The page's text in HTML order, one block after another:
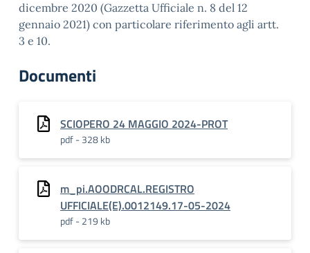
dicembre 2020 (Gazzetta Ufficiale n. 8 del 12
gennaio 2021) con particolare riferimento agli artt.
3 e 10.
Documenti
SCIOPERO 24 MAGGIO 2024-PROT
pdf - 328 kb
m_pi.AOODRCAL.REGISTRO
UFFICIALE(E).0012149.17-05-2024
pdf - 219 kb